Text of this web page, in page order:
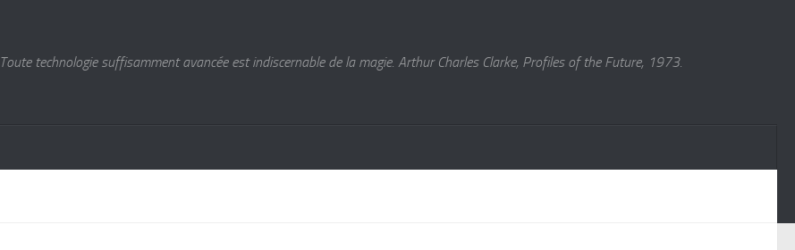
Toute technologie suffisamment avancée est indiscernable de la magie. Arthur Charles Clarke, Profiles of the Future, 1973.